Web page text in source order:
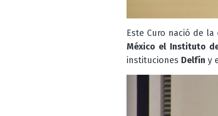
Este Curo nació de
México el Instituto
instituciones Delfín y